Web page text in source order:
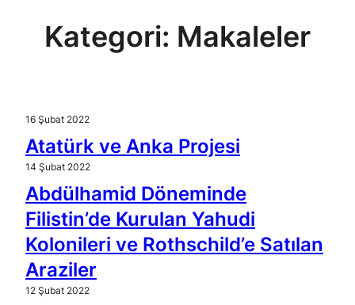
Kategori: Makaleler
16 Şubat 2022
Atatürk ve Anka Projesi
14 Şubat 2022
Abdülhamid Döneminde
Filistin’de Kurulan Yahudi
Kolonileri ve Rothschild’e Satılan
Araziler
12 Şubat 2022